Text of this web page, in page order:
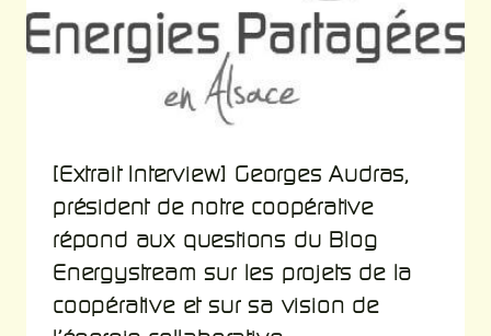
[Extrait Interview] Georges Audras,
président de notre coopérative
répond aux questions du Blog
Energystream sur les projets de la
coopérative et sur sa vision de